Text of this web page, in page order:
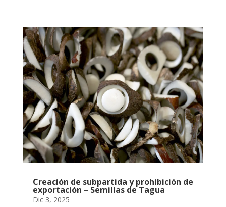
Creación de subpartida y prohibición de
exportación – Semillas de Tagua
Dic 3, 2025